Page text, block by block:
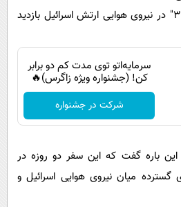
فرهنگی
اجتماعی
حیات وحش
سیاست خارجی
سامانه پدافند موشکی "آرو ۳" در نیروی هوایی ارتش اسرائیل بازدید
سرمایه‌اتو توی مدت کم دو برابر
کن! (جشنواره ویژه زاگرس)🔥
شرکت در جشنواره
باره گفت که این سفر دو روزه در
میان نیروی هوایی اسرائیل و